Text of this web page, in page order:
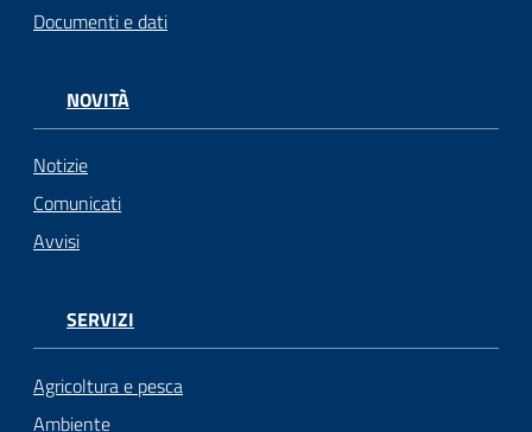
Documenti e dati
NOVITÀ
Notizie
Comunicati
Avvisi
SERVIZI
Agricoltura e pesca
Ambiente